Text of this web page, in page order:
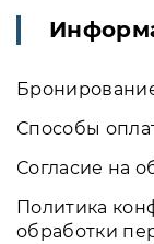
Способы
Согласие на
Политика
обработки